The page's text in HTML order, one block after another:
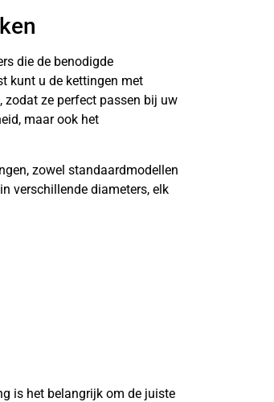
die de benodigde
kunt u de kettingen met
zodat ze perfect passen bij uw
maar ook het
zowel standaardmodellen
verschillende diameters, elk
is het belangrijk om de juiste